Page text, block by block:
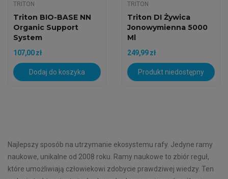
TRITON
Triton BIO-BASE NN
Organic Support
System
107,00 zł
Dodaj do koszyka
TRITON
Triton DI Żywica
Jonowymienna 5000
Ml
249,99 zł
Produkt niedostępny
Najlepszy sposób na utrzymanie ekosystemu rafy. Jedyne ramy
naukowe, unikalne od 2008 roku. Ramy naukowe to zbiór reguł,
które umożliwiają człowiekowi zdobycie prawdziwej wiedzy. Ten